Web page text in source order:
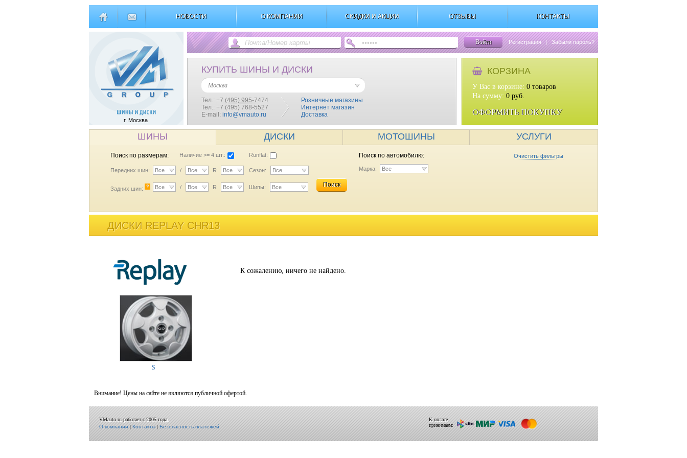
НОВОСТИ О КОМПАНИИ СКИДКИ И АКЦИИ ОТЗЫВЫ КОНТАКТЫ
г. Москва
Войти Регистрация | Забыли пароль?
КУПИТЬ ШИНЫ И ДИСКИ
Москва
Тел.: +7 (495) 995-7474
Тел.: +7 (495) 768-5527
E-mail: info@vmauto.ru
Розничные магазины
Интернет магазин
Доставка
КОРЗИНА
У Вас в корзине: 0 товаров
На сумму: 0 руб.
ОФОРМИТЬ ПОКУПКУ
ШИНЫ ДИСКИ МОТОШИНЫ УСЛУГИ
Поиск по размерам: Наличие >= 4 шт.: Runflat:
Передних шин: Все / Все R Все Сезон: Все
Задних шин: ? Все / Все R Все Шипы: Все Поиск
Поиск по автомобилю: Очистить фильтры
Марка: Все
ДИСКИ REPLAY CHR13
S
К сожалению, ничего не найдено.
Внимание! Цены на сайте не являются публичной офертой.
VMauto.ru работает с 2005 года.
О компании|Контакты|Безопасность платежей
К оплате
принимаем: